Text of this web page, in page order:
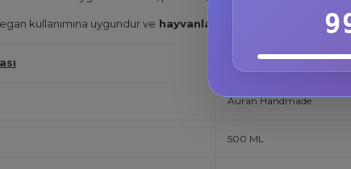
kullanımına uygundur ve hayvanlar üzerinde kesinlikle
Auran Handmade
500 ML